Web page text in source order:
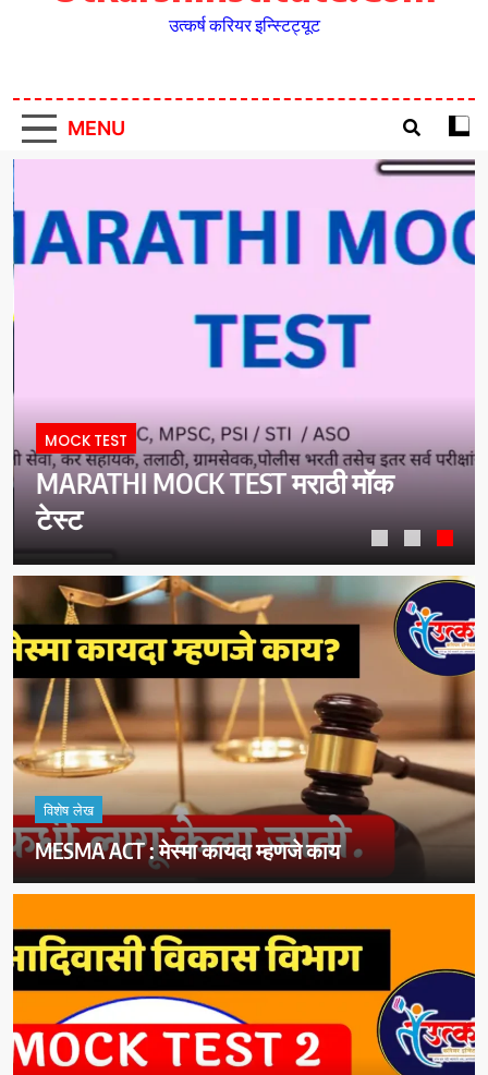
उत्कर्ष करियर इन्स्टिट्यूट
MENU
MOCK TEST
MARATHI MOCK TEST मराठी मॉक
टेस्ट
विशेष लेख
MESMA ACT : मेस्मा कायदा म्हणजे काय